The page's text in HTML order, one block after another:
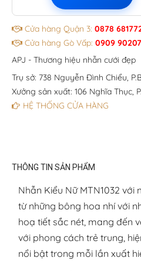
Cửa hàng Quận 3: 0878
Cửa hàng Gò Vấp: 0909
APJ - Thương hiệu nhẫn cưới đẹp
Trụ sở: 738 Nguyễn Đình Chiểu,
Xưởng sản xuất: 106 Nghĩa Thục,
HỆ THỐNG CỬA HÀNG
THÔNG TIN SẢN PHẨM
Nhẫn Kiểu Nữ MTN1032
từ những bông hoa nhí với
hoạ tiết sắc nét, mang đến
với phong cách trẻ trung,
nổi bật trong mỗi lần xuất